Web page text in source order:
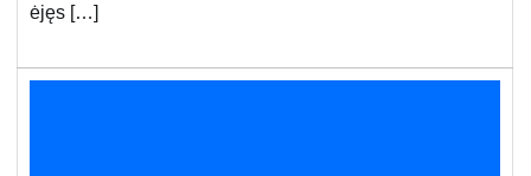
ėjęs […]